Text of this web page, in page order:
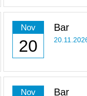
Nov
20
Bar
Nov Bar